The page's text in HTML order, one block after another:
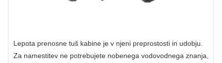
Lepota prenosne tuš kabine je v njeni preprostosti in udobju.
Za namestitev ne potrebujete nobenega vodovodnega znanja,